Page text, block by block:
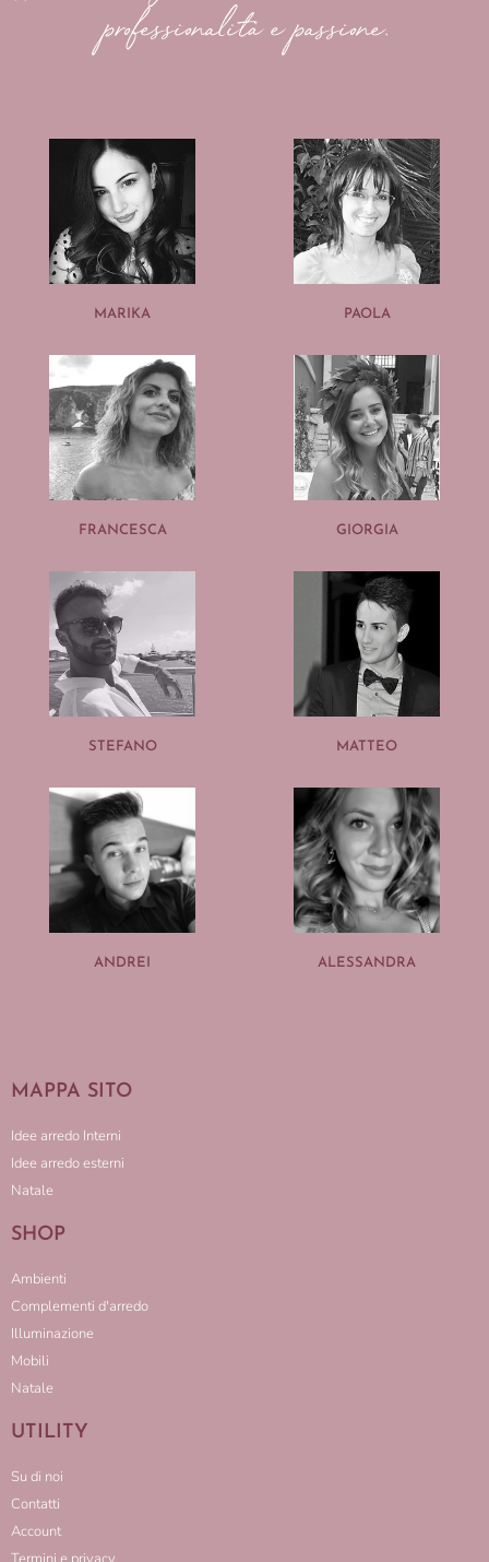
professionalità e passione.
MARIKA PAOLA
FRANCESCA GIORGIA
STEFANO MATTEO
ANDREI ALESSANDRA
MAPPA SITO
Idee arredo Interni
Idee arredo esterni
Natale
SHOP
Ambienti
Complementi d'arredo
Illuminazione
Mobili
Natale
UTILITY
Su di noi
Contatti
Account